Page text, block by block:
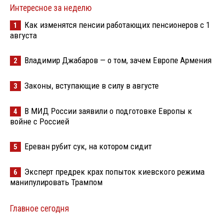
Интересное за неделю
1
Как изменятся пенсии работающих пенсионеров с 1
августа
2 Владимир Джабаров — о том, зачем Европе Армения
3 Законы, вступающие в силу в августе
4
В МИД России заявили о подготовке Европы к
войне с Россией
5 Ереван рубит сук, на котором сидит
6
Эксперт предрек крах попыток киевского режима
манипулировать Трампом
Главное сегодня